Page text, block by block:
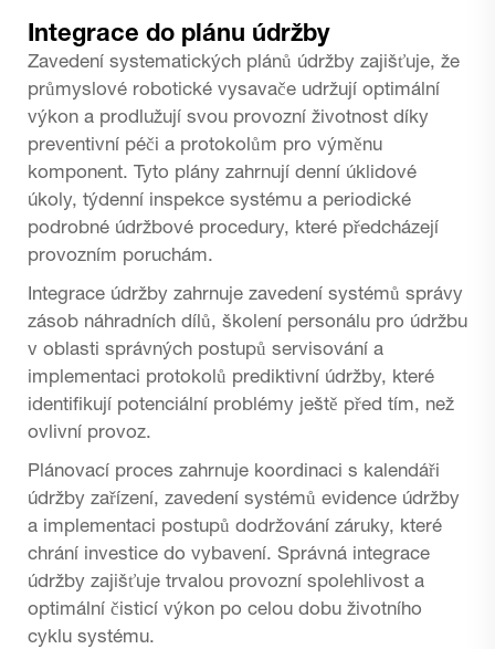
Integrace do plánu údržby
Zavedení systematických plánů údržby zajišťuje, že
průmyslové robotické vysavače udržují optimální
výkon a prodlužují svou provozní životnost díky
preventivní péči a protokolům pro výměnu
komponent. Tyto plány zahrnují denní úklidové
úkoly, týdenní inspekce systému a periodické
podrobné údržbové procedury, které předcházejí
provozním poruchám.
Integrace údržby zahrnuje zavedení systémů správy
zásob náhradních dílů, školení personálu pro údržbu
v oblasti správných postupů servisování a
implementaci protokolů prediktivní údržby, které
identifikují potenciální problémy ještě před tím, než
ovlivní provoz.
Plánovací proces zahrnuje koordinaci s kalendáři
údržby zařízení, zavedení systémů evidence údržby
a implementaci postupů dodržování záruky, které
chrání investice do vybavení. Správná integrace
údržby zajišťuje trvalou provozní spolehlivost a
optimální čisticí výkon po celou dobu životního
cyklu systému.